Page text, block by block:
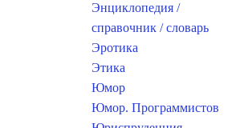
Энциклопедия /
справочник / словарь
Эротика
Этика
Юмор
Юмор. Программистов